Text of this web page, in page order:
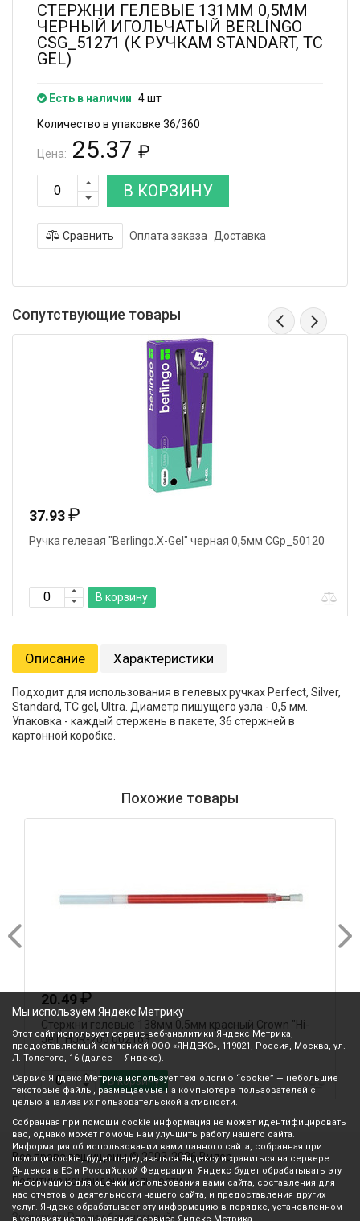
СТЕРЖНИ ГЕЛЕВЫЕ 131ММ 0,5ММ
ЧЕРНЫЙ ИГОЛЬЧАТЫЙ BERLINGO
CSG_51271 (К РУЧКАМ STANDART, TC
GEL)
Есть в наличии 4 шт
Количество в упаковке 36/360
Цена: 25.37 ₽
В КОРЗИНУ
Сравнить Оплата заказа Доставка
Сопутствующие товары
37.93₽
Ручка гелевая "Berlingo.X-Gel" черная 0,5мм CGp_50120
В корзину
Описание Характеристики
Подходит для использования в гелевых ручках Perfect, Silver,
Standard, TC gel, Ultra. Диаметр пишущего узла - 0,5 мм.
Упаковка - каждый стержень в пакете, 36 стержней в
картонной коробке.
Похожие товары
20.49₽
Стержни гелевые 138мм 0,5мм красный Crown "Hi-
Jell" HJR-200 002163
В корзину
Все права защищены © 2003-2026 Вилор
Политика конфиденциальности
Звонок по России бесплатный
Мы используем Яндекс Метрику
Этот сайт использует сервис веб-аналитики Яндекс Метрика,
предоставляемый компанией ООО «ЯНДЕКС», 119021, Россия, Москва, ул.
Л. Толстого, 16 (далее — Яндекс).
Сервис Яндекс Метрика использует технологию “cookie” — небольшие
текстовые файлы, размещаемые на компьютере пользователей с
целью анализа их пользовательской активности.
Собранная при помощи cookie информация не может идентифицировать
вас, однако может помочь нам улучшить работу нашего сайта.
Информация об использовании вами данного сайта, собранная при
помощи cookie, будет передаваться Яндексу и храниться на сервере
Яндекса в ЕС и Российской Федерации. Яндекс будет обрабатывать эту
информацию для оценки использования вами сайта, составления для
нас отчетов о деятельности нашего сайта, и предоставления других
услуг. Яндекс обрабатывает эту информацию в порядке, установленном